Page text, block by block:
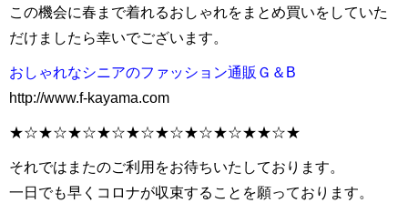
この機会に春まで着れるおしゃれをまとめ買いをしていた
だけましたら幸いでございます。
おしゃれなシニアのファッション通販Ｇ＆B
http://www.f-kayama.com
★☆★☆★☆★☆★☆★☆★☆★☆★★☆★
それではまたのご利用をお待ちいたしております。
一日でも早くコロナが収束することを願っております。